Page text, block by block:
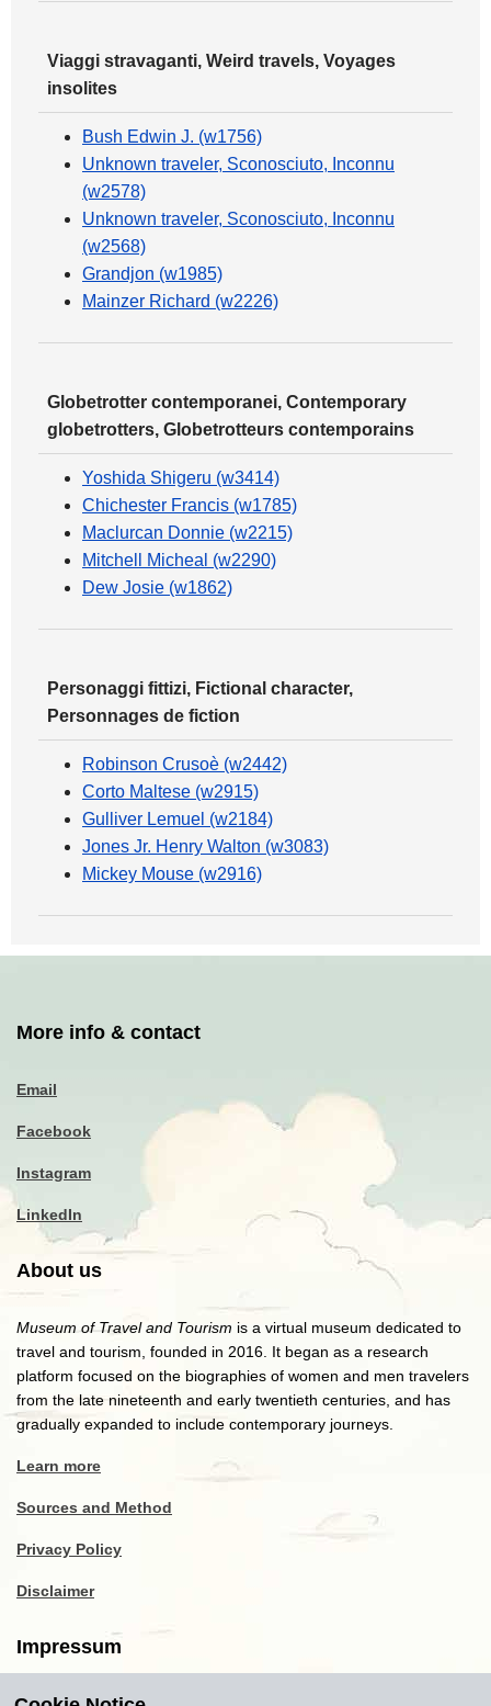
Viaggi stravaganti, Weird travels, Voyages
insolites
Bush Edwin J. (w1756)
Unknown traveler, Sconosciuto, Inconnu
(w2578)
Unknown traveler, Sconosciuto, Inconnu
(w2568)
Grandjon (w1985)
Mainzer Richard (w2226)
Globetrotter contemporanei, Contemporary
globetrotters, Globetrotteurs contemporains
Yoshida Shigeru (w3414)
Chichester Francis (w1785)
Maclurcan Donnie (w2215)
Mitchell Micheal (w2290)
Dew Josie (w1862)
Personaggi fittizi, Fictional character,
Personnages de fiction
Robinson Crusoè (w2442)
Corto Maltese (w2915)
Gulliver Lemuel (w2184)
Jones Jr. Henry Walton (w3083)
Mickey Mouse (w2916)
More info & contact
Email
Facebook
Instagram
LinkedIn
About us
Museum of Travel and Tourism is a virtual museum dedicated to
travel and tourism, founded in 2016. It began as a research
platform focused on the biographies of women and men travelers
from the late nineteenth and early twentieth centuries, and has
gradually expanded to include contemporary journeys.
Learn more
Sources and Method
Privacy Policy
Disclaimer
Impressum